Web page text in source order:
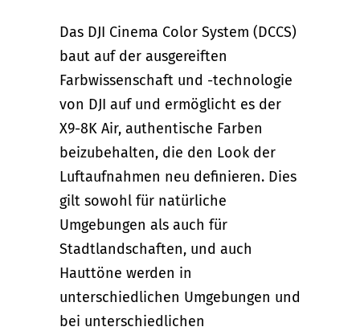
Das DJI Cinema Color System (DCCS)
baut auf der ausgereiften
Farbwissenschaft und -technologie
von DJI auf und ermöglicht es der
X9-8K Air, authentische Farben
beizubehalten, die den Look der
Luftaufnahmen neu definieren. Dies
gilt sowohl für natürliche
Umgebungen als auch für
Stadtlandschaften, und auch
Hauttöne werden in
unterschiedlichen Umgebungen und
bei unterschiedlichen